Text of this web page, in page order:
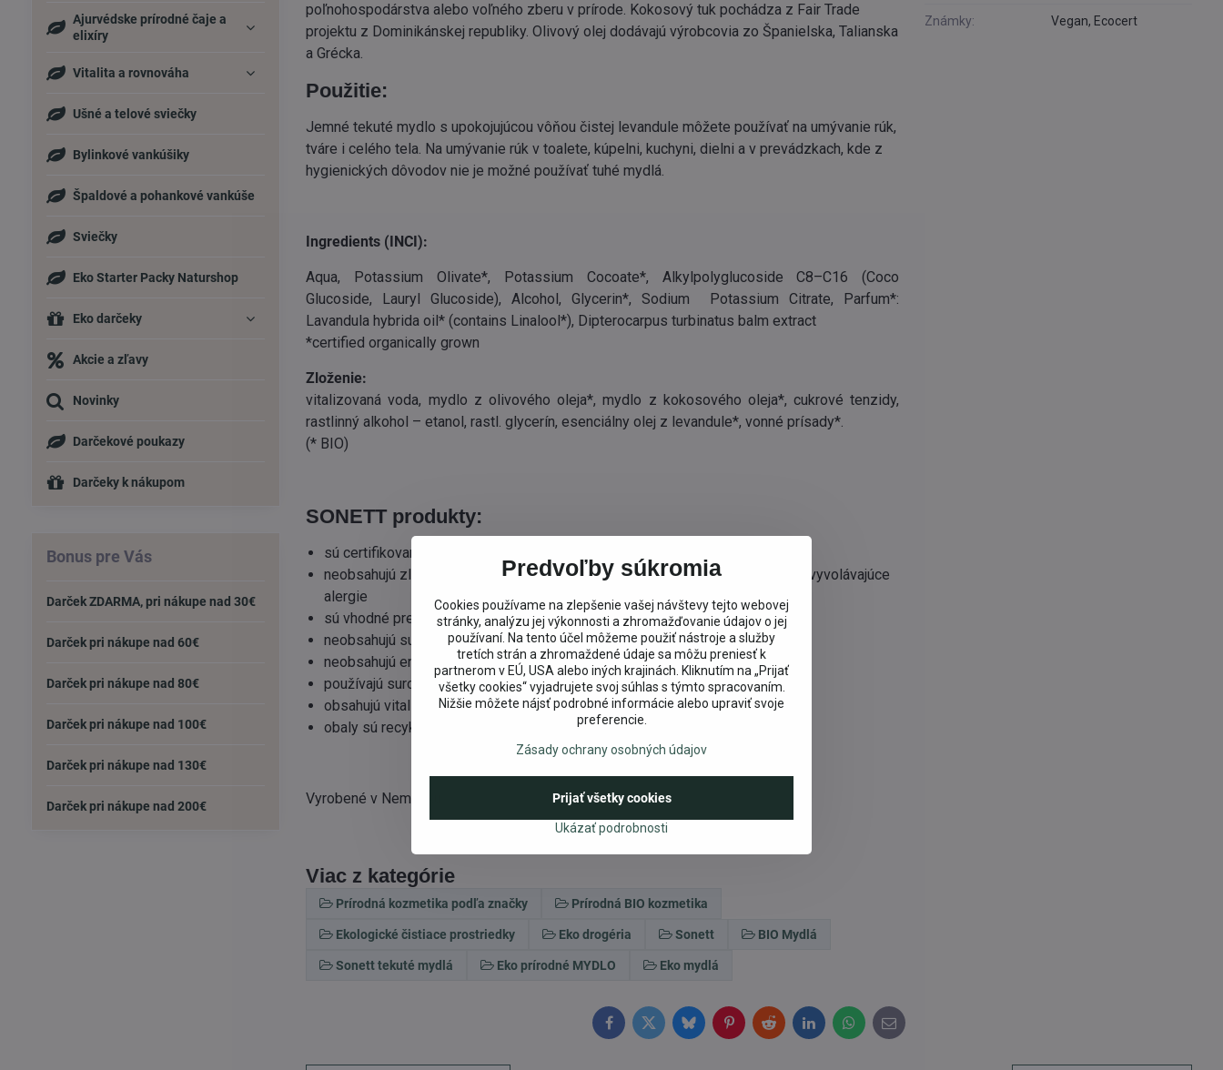
poľnohospodárstva alebo voľného zberu v prírode. Kokosový tuk pochádza z Fair Trade
projektu z Dominikánskej republiky. Olivový olej dodávajú výrobcovia zo Španielska, Talianska
a Grécka.
Použitie:
Jemné tekuté mydlo s upokojujúcou vôňou čistej levandule môžete používať na umývanie rúk,
tváre i celého tela. Na umývanie rúk v toalete, kúpelni, kuchyni, dielni a v prevádzkach, kde z
hygienických dôvodov nie je možné používať tuhé mydlá.
Ingredients (INCI):
Aqua, Potassium Olivate*, Potassium Cocoate*, Alkylpolyglucoside C8–C16 (Coco
Glucoside, Lauryl Glucoside), Alcohol, Glycerin*, Sodium Potassium Citrate, Parfum*:
Lavandula hybrida oil* (contains Linalool*), Dipterocarpus turbinatus balm extract
*certified organically grown
Zloženie:
vitalizovaná voda, mydlo z olivového oleja*, mydlo z kokosového oleja*, cukrové tenzidy,
rastlinný alkohol – etanol, rastl. glycerín, esenciálny olej z levandule*, vonné prísady*.
(* BIO)
SONETT produkty:
sú certifikované podľa ekologických kritérií spoločnosti ECO GARANTIE
neobsahujú zložky škodlivé životnému prostrediu, ohrozujúce zdravie, alebo vyvolávajúce
alergie
sú vhodné pre citlivú pokožku – sú 100% biodegradabilné
neobsahujú suroviny z ropy, syntetické konzervanty, vône a farbivá
neobsahujú enzými a fosfáty
používajú suroviny z bio dynamického, alebo ekologického pestovania
obsahujú vitalizovanú vodu
obaly sú recyklovateľné.
Vyrobené v Nemecku.
Viac z kategórie
Prírodná kozmetika podľa značky Prírodná BIO kozmetika
Ekologické čistiace prostriedky Eko drogéria Sonett BIO Mydlá
Sonett tekuté mydlá Eko prírodné MYDLO Eko mydlá
Známky: Vegan, Ecocert
FacebookTwitterBlueskyPinterestRedditLinkedInWhatsApp
E-
mail
Ajurvédske prírodné čaje a
elixíry
Vitalita a rovnováha
Ušné a telové sviečky
Bylinkové vankúšiky
Špaldové a pohankové vankúše
Sviečky
Eko Starter Packy Naturshop
Eko darčeky
Akcie a zľavy
Novinky
Darčekové poukazy
Darčeky k nákupom
Bonus pre Vás
Darček ZDARMA, pri nákupe nad 30€
Darček pri nákupe nad 60€
Darček pri nákupe nad 80€
Darček pri nákupe nad 100€
Darček pri nákupe nad 130€
Darček pri nákupe nad 200€
Predvoľby súkromia
Cookies používame na zlepšenie vašej návštevy tejto webovej
stránky, analýzu jej výkonnosti a zhromažďovanie údajov o jej
používaní. Na tento účel môžeme použiť nástroje a služby
tretích strán a zhromaždené údaje sa môžu preniesť k
partnerom v EÚ, USA alebo iných krajinách. Kliknutím na „Prijať
všetky cookies“ vyjadrujete svoj súhlas s týmto spracovaním.
Nižšie môžete nájsť podrobné informácie alebo upraviť svoje
preferencie.
Zásady ochrany osobných údajov
Ukázať podrobnosti
Prijať všetky cookies